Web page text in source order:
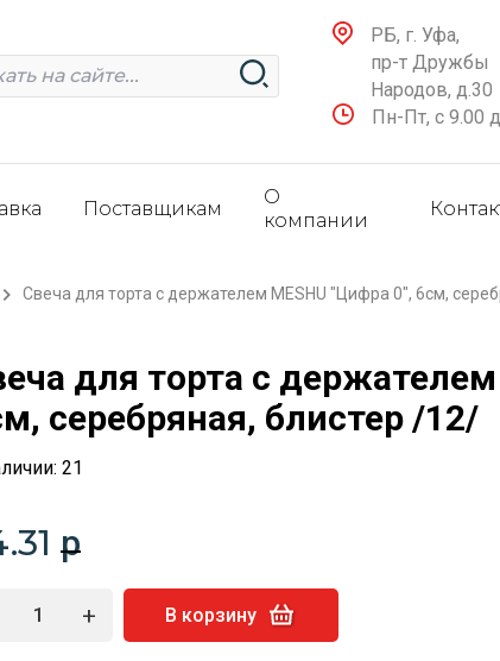
РБ, г. Уфа,
пр-т Дружбы
Народов, д.30
Пн-Пт, с 9.00
Поставщикам
О
компании
Свеча для торта с держателем MESHU "Цифра 0", 6см,
для торта с
серебряная, блистер /12/
21
p
+ В корзину